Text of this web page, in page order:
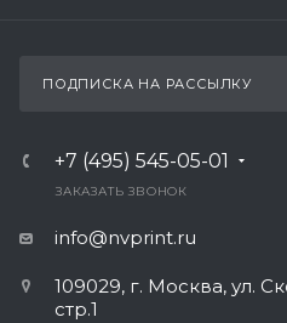
ПОДПИСКА НА РАССЫЛКУ
+7 (495) 545-05-01
ЗАКАЗАТЬ ЗВОНОК
info@nvprint.ru
109029, г. Москва, ул.
стр.1